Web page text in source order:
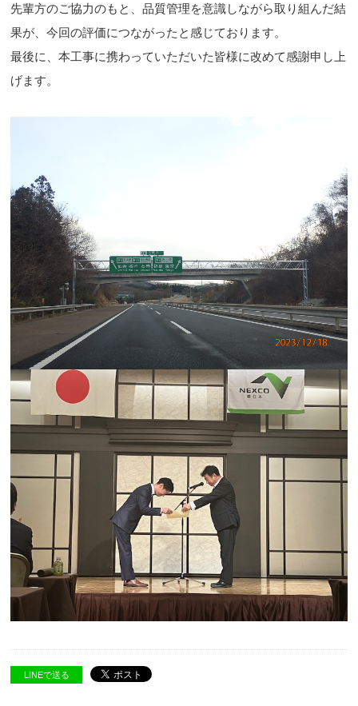
先輩方のご協力のもと、品質管理を意識しながら取り組んだ結
果が、今回の評価につながったと感じております。
最後に、本工事に携わっていただいた皆様に改めて感謝申し上
げます。
LINEで送る